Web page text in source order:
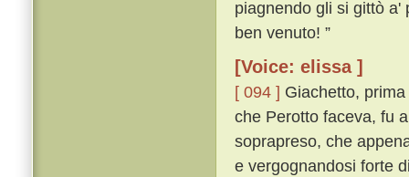
piagnendo gli si gittò a'
ben venuto! ”
[Voice: elissa ]
[ 094 ] Giachetto,
che Perotto faceva, fu
soprapreso, che
e vergognandosi forte